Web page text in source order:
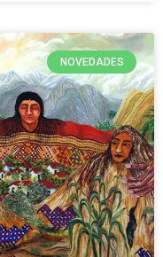
NOVEDADES